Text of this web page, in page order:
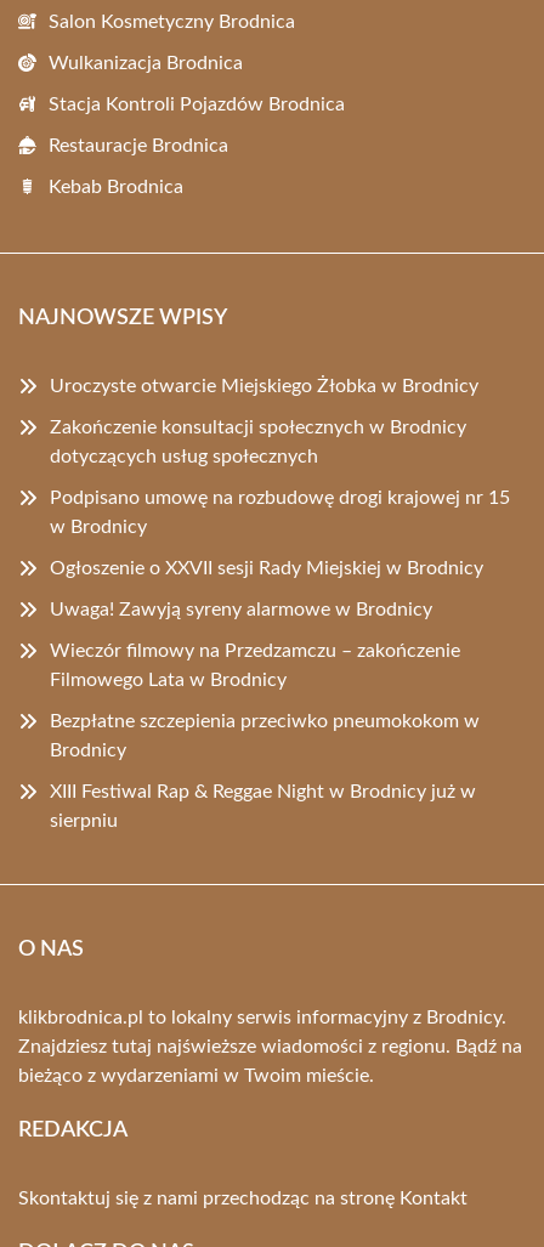
Salon Kosmetyczny Brodnica
Wulkanizacja Brodnica
Stacja Kontroli Pojazdów Brodnica
Restauracje Brodnica
Kebab Brodnica
NAJNOWSZE WPISY
Uroczyste otwarcie Miejskiego Żłobka w Brodnicy
Zakończenie konsultacji społecznych w Brodnicy
dotyczących usług społecznych
Podpisano umowę na rozbudowę drogi krajowej nr 15
w Brodnicy
Ogłoszenie o XXVII sesji Rady Miejskiej w Brodnicy
Uwaga! Zawyją syreny alarmowe w Brodnicy
Wieczór filmowy na Przedzamczu – zakończenie
Filmowego Lata w Brodnicy
Bezpłatne szczepienia przeciwko pneumokokom w
Brodnicy
XIII Festiwal Rap & Reggae Night w Brodnicy już w
sierpniu
O NAS
klikbrodnica.pl to lokalny serwis informacyjny z Brodnicy.
Znajdziesz tutaj najświeższe wiadomości z regionu. Bądź na
bieżąco z wydarzeniami w Twoim mieście.
REDAKCJA
Skontaktuj się z nami przechodząc na stronę Kontakt